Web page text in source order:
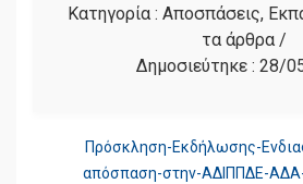
Κατηγορία : Αποσπάσεις,
τα άρθρα /
Δημοσιεύτηκε : 28/
Πρόσκληση-Εκδήλωσης-
απόσπαση-στην-ΑΔΙΠΠΔΕ-